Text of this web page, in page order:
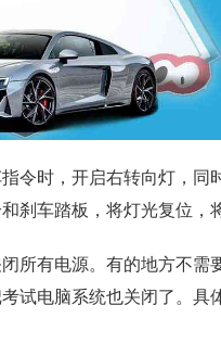
令时，开启右转向灯，同
刹车踏板，将灯光复位，
所有电源。有的地方不需
试电脑系统也关闭了。具